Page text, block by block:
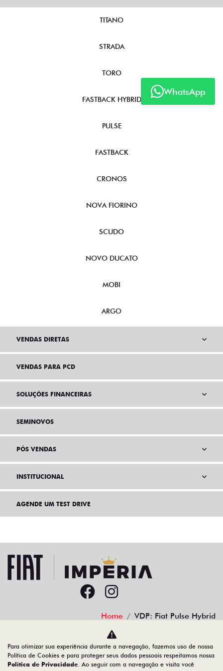
WhatsApp
TITANO
STRADA
TORO
FASTBACK HYBRID
PULSE
FASTBACK
CRONOS
NOVA FIORINO
SCUDO
NOVO DUCATO
MOBI
ARGO
VENDAS DIRETAS
VENDAS PARA PCD
SOLUÇÕES FINANCEIRAS
SEMINOVOS
PÓS VENDAS
INSTITUCIONAL
AGENDE UM TEST DRIVE
Home VDP: Fiat Pulse Hybrid
Desacelere. Seu bem maior é a vida.
Para otimizar sua experiência durante a navegação, fazemos uso de nossa
Política de Cookies e para proteger seus dados pessoais respeitamos nossa
Política de Privacidade. Ao seguir com a navegação e visita você